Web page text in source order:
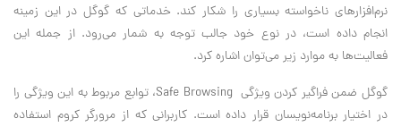
نرم‌افزارهای ناخواسته بسیاری را شکار کند. خدماتی که گوگل در این زمینه
انجام داده است، در نوع خود جالب توجه به شمار می‌رود. از جمله این
فعالیت‌ها به موارد زیر می‌توان اشاره کرد.
گوگل ضمن فراگیر کردن ویژگی Safe Browsing، توابع مربوط به این ویژگی را
در اختیار برنامه‌نویسان قرار داده است. کاربرانی که از مرورگر کروم استفاده